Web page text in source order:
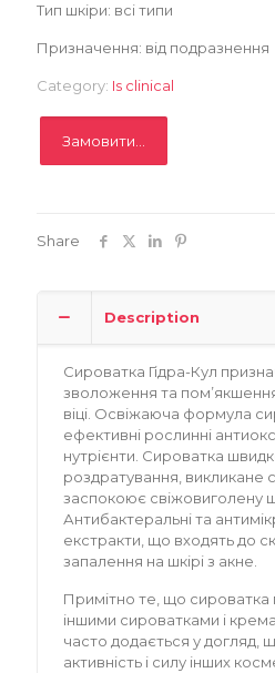
Тип шкіри: всі типи
Призначення: від подразнення
Category: Is clinical
Замовити...
Share
Description
Сироватка Гідра-Кул
зволоження та
віці. Освіжаюча формула
ефективні рослинні
нутрієнти. Сироватка
роздратування, викликане
заспокоює свіжовиголену
Антибактеральні та
екстракти, що входять до
запалення на шкірі з акне.
Примітно те, що сироватка
іншими сироватками і
часто додається у догляд,
активність і силу інших